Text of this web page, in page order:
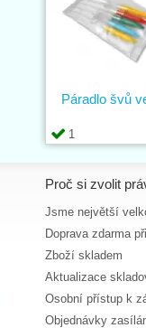
1
Páradlo švů
Proč si zvolit
Jsme největší
Doprava zdarma
Zboží skladem
Aktualizace
Osobní přístup k
Objednávky